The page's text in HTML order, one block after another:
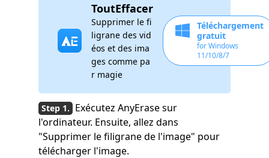
ToutEffacer
Supprimer le fi
ligrane des vid
éos et des ima
ges comme pa
r magie
Téléchargement
gratuit
for Windows
11/10/8/7
Exécutez AnyErase sur
l'ordinateur. Ensuite, allez dans
"Supprimer le filigrane de l'image" pour
télécharger l'image.